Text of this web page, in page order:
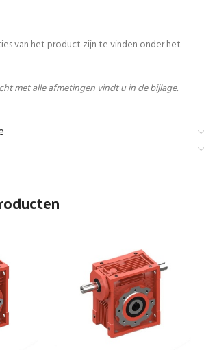
van het product zijn te vinden onder het
met alle afmetingen vindt u in de bijlage.